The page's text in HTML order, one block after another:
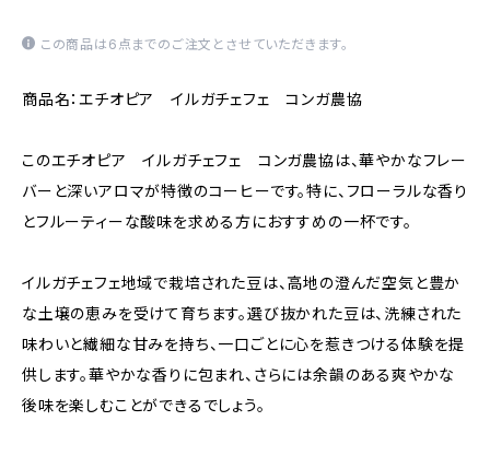
この商品は6点までのご注文とさせていただきます。
商品名：エチオピア イルガチェフェ コンガ農協
このエチオピア イルガチェフェ コンガ農協は、華やかなフレー
バーと深いアロマが特徴のコーヒーです。特に、フローラルな香り
とフルーティーな酸味を求める方におすすめの一杯です。
イルガチェフェ地域で栽培された豆は、高地の澄んだ空気と豊か
な土壌の恵みを受けて育ちます。選び抜かれた豆は、洗練された
味わいと繊細な甘みを持ち、一口ごとに心を惹きつける体験を提
供します。華やかな香りに包まれ、さらには余韻のある爽やかな
後味を楽しむことができるでしょう。